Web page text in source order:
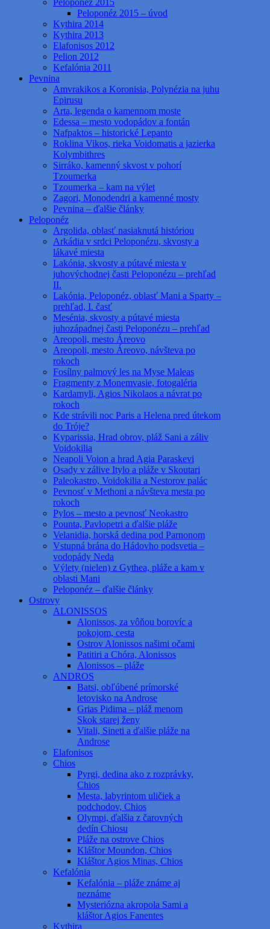
Peloponéz 2015
Peloponéz 2015 – úvod
Kythira 2014
Kythira 2013
Elafonisos 2012
Pelion 2012
Kefalónia 2011
Pevnina
Amvrakikos a Koronisia, Polynézia na juhu
Epirusu
Arta, legenda o kamennom moste
Edessa – mesto vodopádov a fontán
Nafpaktos – historické Lepanto
Roklina Vikos, rieka Voidomatis a jazierka
Kolymbithres
Sirráko, kamenný skvost v pohorí
Tzoumerka
Tzoumerka – kam na výlet
Zagori, Monodendri a kamenné mosty
Pevnina – ďalšie články
Peloponéz
Argolida, oblasť nasiaknutá históriou
Arkádia v srdci Peloponézu, skvosty a
lákavé miesta
Lakónia, skvosty a pútavé miesta v
juhovýchodnej časti Peloponézu – prehľad
II.
Lakónia, Peloponéz, oblasť Mani a Sparty –
prehľad, I. časť
Mesénia, skvosty a pútavé miesta
juhozápadnej časti Peloponézu – prehľad
Areopoli, mesto Áreovo
Areopoli, mesto Áreovo, návšteva po
rokoch
Fosílny palmový les na Myse Maleas
Fragmenty z Monemvasie, fotogaléria
Kardamyli, Agios Nikolaos a návrat po
rokoch
Kde strávili noc Paris a Helena pred útekom
do Tróje?
Kyparissia, Hrad obrov, pláž Sani a záliv
Voidokilia
Neapoli Voion a hrad Agia Paraskevi
Osady v zálive Itylo a pláže v Skoutari
Paleokastro, Voidokilia a Nestorov palác
Pevnosť v Methoni a návšteva mesta po
rokoch
Pylos – mesto a pevnosť Neokastro
Pounta, Pavlopetri a ďalšie pláže
Velanidia, horská dedina pod Parnonom
Vstupná brána do Hádovho podsvetia –
vodopády Neda
Výlety (nielen) z Gythea, pláže a kam v
oblasti Mani
Peloponéz – ďalšie články
Ostrovy
ALONISSOS
Alonissos, za vôňou borovíc a
pokojom, cesta
Ostrov Alonissos našimi očami
Patitiri a Chóra, Alonissos
Alonissos – pláže
ANDROS
Batsi, obľúbené prímorské
letovisko na Androse
Grias Pidima – pláž menom
Skok starej ženy
Vitali, Sineti a ďalšie pláže na
Androse
Elafonisos
Chios
Pyrgi, dedina ako z rozprávky,
Chios
Mesta, labyrintom uličiek a
podchodov, Chios
Olympi, ďalšia z čarovných
dedín Chiosu
Pláže na ostrove Chios
Kláštor Moundon, Chios
Kláštor Agios Minas, Chios
Kefalónia
Kefalónia – pláže známe aj
neznáme
Mysteriózna akropola Sami a
kláštor Agios Fanentes
Kythira